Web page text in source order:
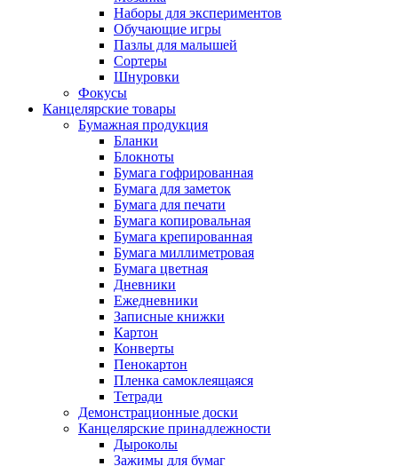
Наборы для экспериментов
Обучающие игры
Пазлы для малышей
Сортеры
Шнуровки
Фокусы
Канцелярские товары
Бумажная продукция
Бланки
Блокноты
Бумага гофрированная
Бумага для заметок
Бумага для печати
Бумага копировальная
Бумага крепированная
Бумага миллиметровая
Бумага цветная
Дневники
Ежедневники
Записные книжки
Картон
Конверты
Пенокартон
Пленка самоклеящаяся
Тетради
Демонстрационные доски
Канцелярские принадлежности
Дыроколы
Зажимы для бумаг